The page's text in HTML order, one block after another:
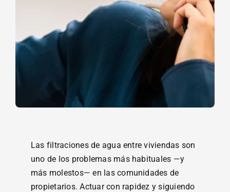
Las filtraciones de agua entre viviendas son
uno de los problemas más habituales —y
más molestos— en las comunidades de
propietarios. Actuar con rapidez y siguiendo